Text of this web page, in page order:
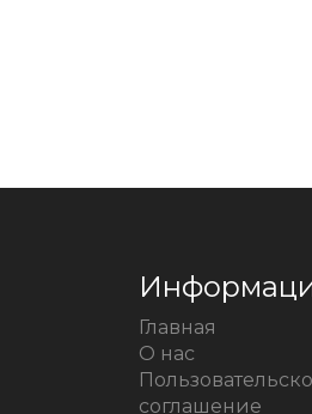
Главная
О нас
соглашение